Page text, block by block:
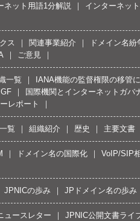
ネット用語1分解説 インターネッ
ス 関連事業紹介 ドメイン名
ご意見
一覧 IANA機能の監督権限の移管
IGF 国際機関とインターネットガバ
レポート
覧 組織紹介 歴史 主要文書
ドメイン名の国際化 VoIP/SIP
JPNICの歩み JPドメイン名の歩み
ュースレター JPNIC公開文書ライ